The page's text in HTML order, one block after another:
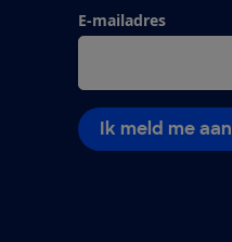
E-mailadres
Ik meld me aan